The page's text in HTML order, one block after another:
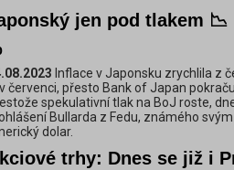
jen pod tlakem 📉
Inflace v Japonsku zrychlila z
červenci, přesto Bank of Japan
spekulativní tlak na BoJ roste,
Bullarda z Fedu, známého
dolar.
trhy: Dnes se již i